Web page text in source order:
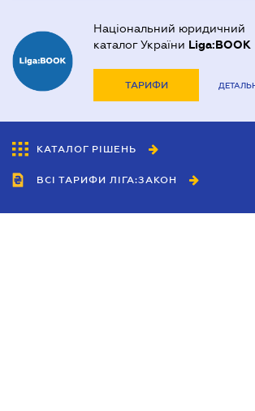
Національний юридичний
каталог України Liga:BOOK
ТАРИФИ
КАТАЛОГ РІШЕНЬ
ВСІ ТАРИФИ ЛІГА:ЗАКОН